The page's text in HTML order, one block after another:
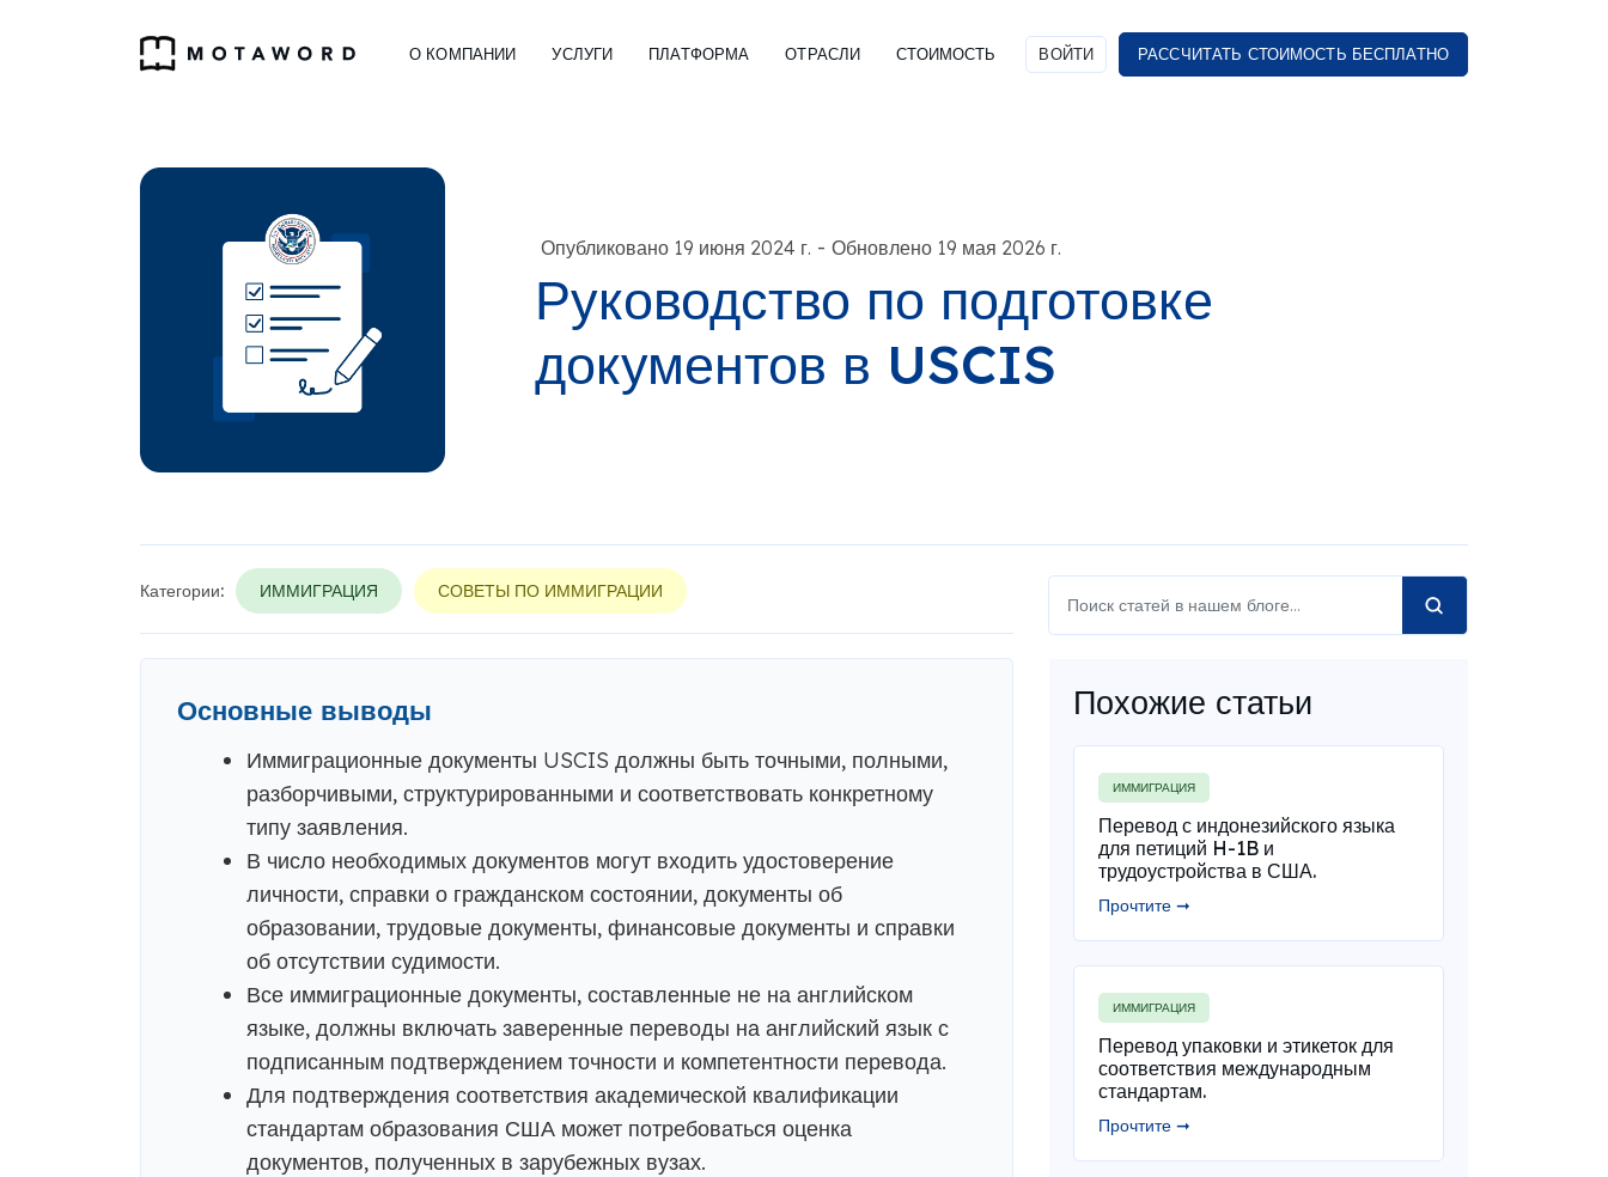
О КОМПАНИИ УСЛУГИ ПЛАТФОРМА ОТРАСЛИ СТОИМОСТЬ ВОЙТИ РАССЧИТАТЬ СТОИМОСТЬ БЕСПЛАТНО
Опубликовано 19 июня 2024 г. - Обновлено 19 мая 2026 г.
Руководство по подготовке
документов в USCIS
Категории: ИММИГРАЦИЯ СОВЕТЫ ПО ИММИГРАЦИИ
Основные выводы
Иммиграционные документы USCIS должны быть точными, полными,
разборчивыми, структурированными и соответствовать конкретному
типу заявления.
В число необходимых документов могут входить удостоверение
личности, справки о гражданском состоянии, документы об
образовании, трудовые документы, финансовые документы и справки
об отсутствии судимости.
Все иммиграционные документы, составленные не на английском
языке, должны включать заверенные переводы на английский язык с
подписанным подтверждением точности и компетентности перевода.
Для подтверждения соответствия академической квалификации
стандартам образования США может потребоваться оценка
документов, полученных в зарубежных вузах.
Похожие статьи
ИММИГРАЦИЯ
Перевод с индонезийского языка
для петиций H-1B и
трудоустройства в США.
Прочтите ➞
ИММИГРАЦИЯ
Перевод упаковки и этикеток для
соответствия международным
стандартам.
Прочтите ➞